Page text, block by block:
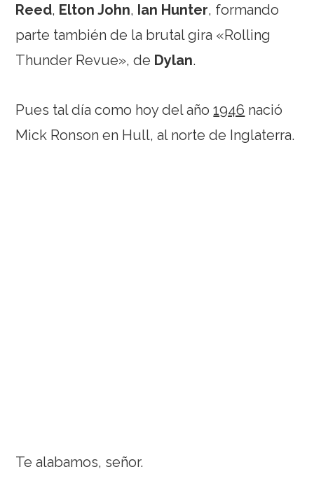
Reed, Elton John, Ian Hunter, formando
parte también de la brutal gira «Rolling
Thunder Revue», de Dylan.
Pues tal día como hoy del año1946 nació
Mick Ronson en Hull, al norte de Inglaterra.
Te alabamos, señor.